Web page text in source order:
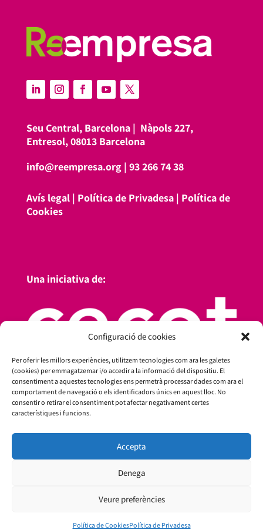
Configuració de cookies
Per oferir les millors experiències, utilitzem tecnologies com ara les galetes
(cookies) per emmagatzemar i/o accedir a la informació del dispositiu. El
consentiment a aquestes tecnologies ens permetrà processar dades com ara el
comportament de navegació o els identificadors únics en aquest lloc. No
consentir o retirar el consentiment pot afectar negativament certes
característiques i funcions.
Accepta
Denega
Veure preferències
Política de CookiesPolítica de Privadesa
Seu Central, Barcelona | Nàpols 227,
Entresol, 08013 Barcelona
info@reempresa.org| 93 266 74 38
Avís legal| Política de Privadesa| Política de
Cookies
Una iniciativa de: